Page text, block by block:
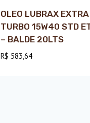
OLEO LUBRAX EXTRA
TURBO 15W40 STD
– BALDE 20LTS
R$ 583,64